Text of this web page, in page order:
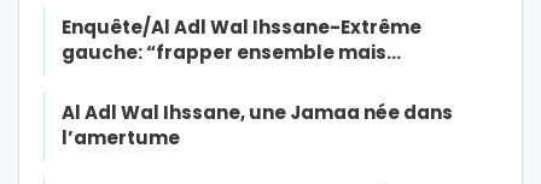
Enquête/Al Adl Wal Ihssane-Extrême
gauche: “frapper ensemble mais…
Al Adl Wal Ihssane, une Jamaa née dans
l’amertume